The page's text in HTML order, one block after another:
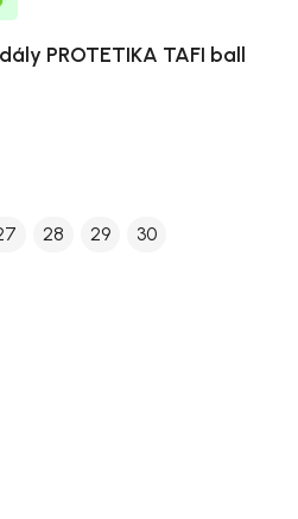
PROTETIKA TAFI ball
28 29 30